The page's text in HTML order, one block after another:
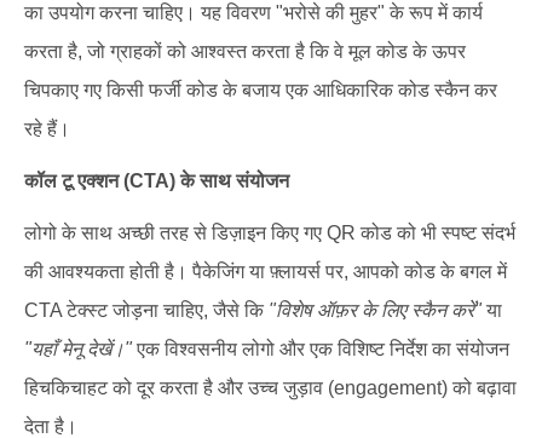
का उपयोग करना चाहिए। यह विवरण "भरोसे की मुहर" के रूप में कार्य
करता है, जो ग्राहकों को आश्वस्त करता है कि वे मूल कोड के ऊपर
चिपकाए गए किसी फर्जी कोड के बजाय एक आधिकारिक कोड स्कैन कर
रहे हैं।
कॉल टू एक्शन (CTA) के साथ संयोजन
लोगो के साथ अच्छी तरह से डिज़ाइन किए गए QR कोड को भी स्पष्ट संदर्भ
की आवश्यकता होती है। पैकेजिंग या फ़्लायर्स पर, आपको कोड के बगल में
CTA टेक्स्ट जोड़ना चाहिए, जैसे कि "विशेष ऑफ़र के लिए स्कैन करें"या
"यहाँ मेनू देखें।"एक विश्वसनीय लोगो और एक विशिष्ट निर्देश का संयोजन
हिचकिचाहट को दूर करता है और उच्च जुड़ाव (engagement) को बढ़ावा
देता है।